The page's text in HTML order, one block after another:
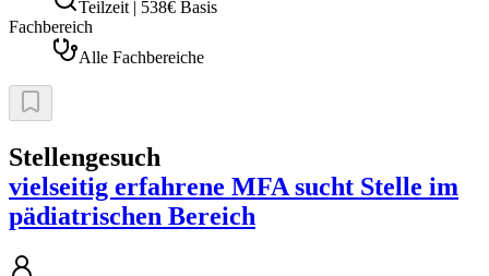
Teilzeit | 538€ Basis
Fachbereich
Alle Fachbereiche
Stellengesuch
vielseitig erfahrene MFA sucht Stelle im
pädiatrischen Bereich